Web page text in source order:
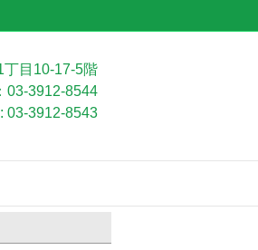
丁目10-17-5階
03-3912-8544
03-3912-8543